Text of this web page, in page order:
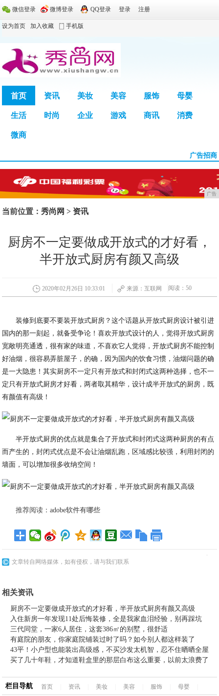
微信登录 微博登录 QQ登录 登录 注册
设为首页 加入收藏 手机版
首页 资讯 美妆 美容 服饰 母婴
生活 时尚 企业 游戏 商讯 消费
微商
广告招商
广告
当前位置：秀尚网 > 资讯
厨房不一定要做成开放式的才好看，
半开放式厨房有颜又高级
2020年02月26日 10:33:01 来源：互联网 阅读：50
装修到底要不要装开放式厨房？这个话题从开放式厨房设计被引进
国内的那一刻起，就备受争论！喜欢开放式设计的人，觉得开放式厨房
宽敞明亮通透，很有家的味道，不喜欢它人觉得，开放式厨房不能控制
好油烟，很容易弄脏屋子，的确，因为国内的饮食习惯，油烟问题的确
是一大隐患！其实厨房不一定只有开放式和封闭式这两种选择，也不一
定只有开放式厨房才好看，两者取其精华，设计成半开放式的厨房，既
有颜值有高级！
半开放式厨房的优点就是集合了开放式和封闭式这两种厨房的有点
而产生的，封闭式优点是不会让油烟乱跑，区域感比较强，利用封闭的
墙面，可以增加很多收纳空间！
推荐阅读：adobe软件有哪些
文章转自网络媒体，如有侵权，请与我们联系
相关资讯
厨房不一定要做成开放式的才好看，半开放式厨房有颜又高级
入住新房一年发现11处后悔装修，全是我家血泪经验，别再踩坑
三代同堂，一家6人居住，这套386㎡的别墅，很舒适
有庭院的朋友，你家庭院铺装过时了吗？如今别人都这样装了
43平！小户型也能装出高级感，不买沙发太机智，忍不住晒晒全屋
买了几十年鞋，才知道鞋盒里的那层白布这么重要，以前太浪费了
栏目导航 首页 资讯 美妆 美容 服饰 母婴